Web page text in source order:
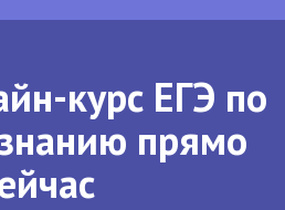
курс ЕГЭ по
прямо